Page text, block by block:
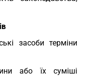
засоби терміни
або їх суміші